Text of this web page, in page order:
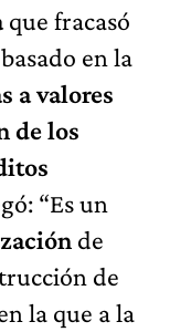
que fracasó
en la
a valores
de los
“Es un
de
de
la que a la